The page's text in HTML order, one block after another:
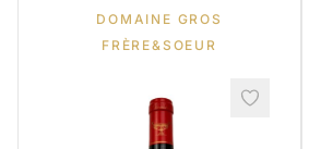
DOMAINE GROS
FRÈRE&SOEUR